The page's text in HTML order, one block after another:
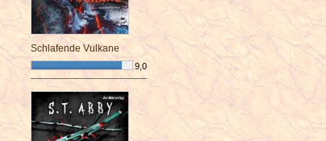
Schlafende Vulkane
9,0
¯¯¯¯¯¯¯¯¯¯¯¯¯¯¯¯¯¯¯¯¯¯¯¯